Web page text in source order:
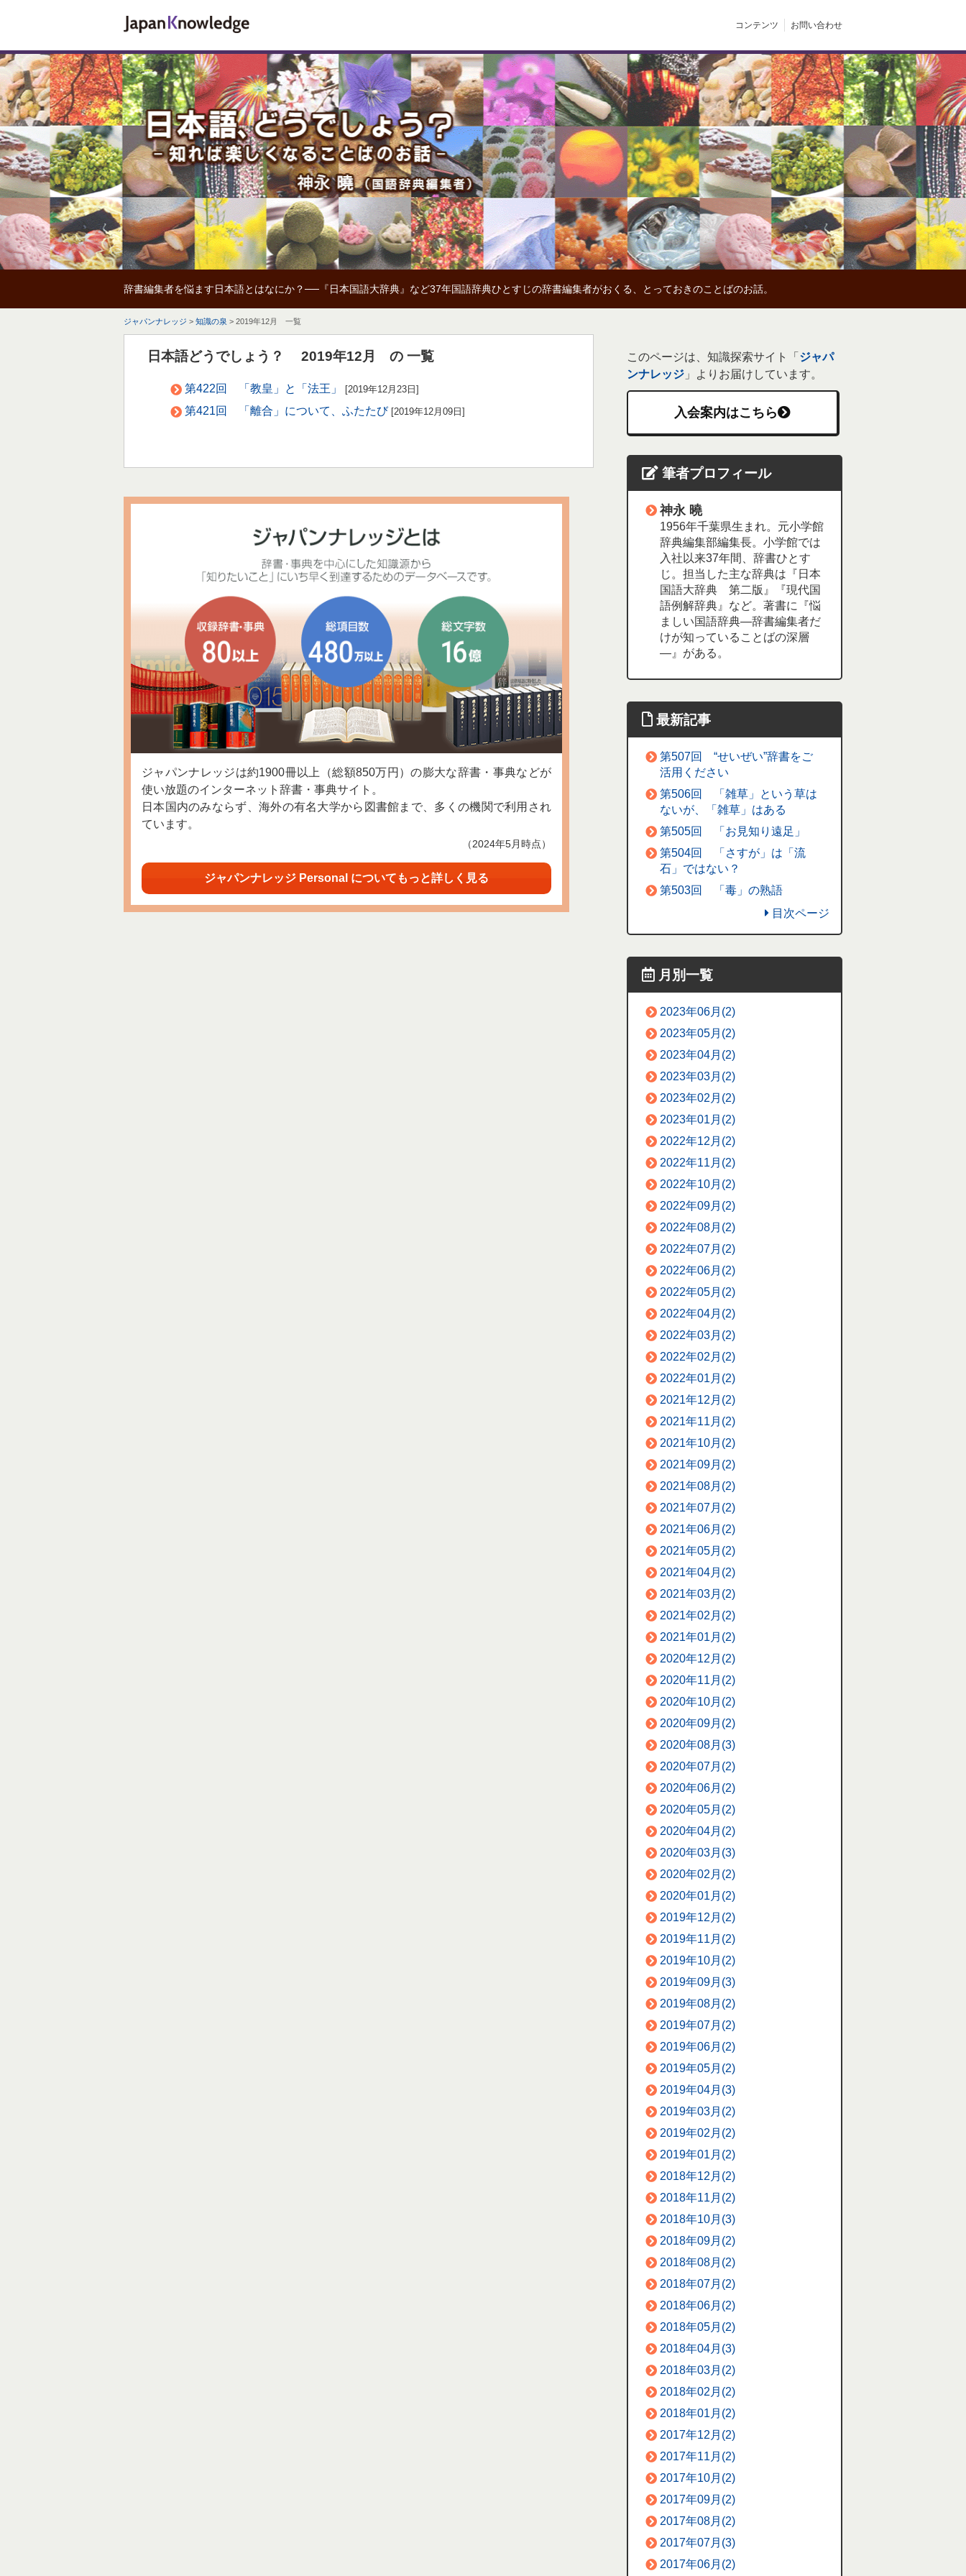
コンテンツ お問い合わせ
辞書編集者を悩ます日本語とはなにか？──『日本国語大辞典』など37年国語辞典ひとすじの辞書編集者がおくる、とっておきのことばのお話。
ジャパンナレッジ > 知識の泉 > 2019年12月 一覧
日本語どうでしょう？ 2019年12月 の 一覧
第422回 「教皇」と「法王」 [2019年12月23日]
第421回 「離合」について、ふたたび [2019年12月09日]
ジャパンナレッジは約1900冊以上（総額850万円）の膨大な辞書・事典などが
使い放題のインターネット辞書・事典サイト。
日本国内のみならず、海外の有名大学から図書館まで、多くの機関で利用され
ています。
（2024年5月時点）
ジャパンナレッジ Personal についてもっと詳しく見る
このページは、知識探索サイト「 ジャパ
ンナレッジ 」よりお届けしています。
入会案内はこちら
筆者プロフィール
神永 曉
1956年千葉県生まれ。元小学館
辞典編集部編集長。小学館では
入社以来37年間、辞書ひとす
じ。担当した主な辞典は『日本
国語大辞典 第二版』『現代国
語例解辞典』など。著書に『悩
ましい国語辞典―辞書編集者だ
けが知っていることばの深層
―』がある。
最新記事
第507回 “せいぜい”辞書をご
活用ください
第506回 「雑草」という草は
ないが、「雑草」はある
第505回 「お見知り遠足」
第504回 「さすが」は「流
石」ではない？
第503回 「毒」の熟語
目次ページ
月別一覧
2023年06月(2)
2023年05月(2)
2023年04月(2)
2023年03月(2)
2023年02月(2)
2023年01月(2)
2022年12月(2)
2022年11月(2)
2022年10月(2)
2022年09月(2)
2022年08月(2)
2022年07月(2)
2022年06月(2)
2022年05月(2)
2022年04月(2)
2022年03月(2)
2022年02月(2)
2022年01月(2)
2021年12月(2)
2021年11月(2)
2021年10月(2)
2021年09月(2)
2021年08月(2)
2021年07月(2)
2021年06月(2)
2021年05月(2)
2021年04月(2)
2021年03月(2)
2021年02月(2)
2021年01月(2)
2020年12月(2)
2020年11月(2)
2020年10月(2)
2020年09月(2)
2020年08月(3)
2020年07月(2)
2020年06月(2)
2020年05月(2)
2020年04月(2)
2020年03月(3)
2020年02月(2)
2020年01月(2)
2019年12月(2)
2019年11月(2)
2019年10月(2)
2019年09月(3)
2019年08月(2)
2019年07月(2)
2019年06月(2)
2019年05月(2)
2019年04月(3)
2019年03月(2)
2019年02月(2)
2019年01月(2)
2018年12月(2)
2018年11月(2)
2018年10月(3)
2018年09月(2)
2018年08月(2)
2018年07月(2)
2018年06月(2)
2018年05月(2)
2018年04月(3)
2018年03月(2)
2018年02月(2)
2018年01月(2)
2017年12月(2)
2017年11月(2)
2017年10月(2)
2017年09月(2)
2017年08月(2)
2017年07月(3)
2017年06月(2)